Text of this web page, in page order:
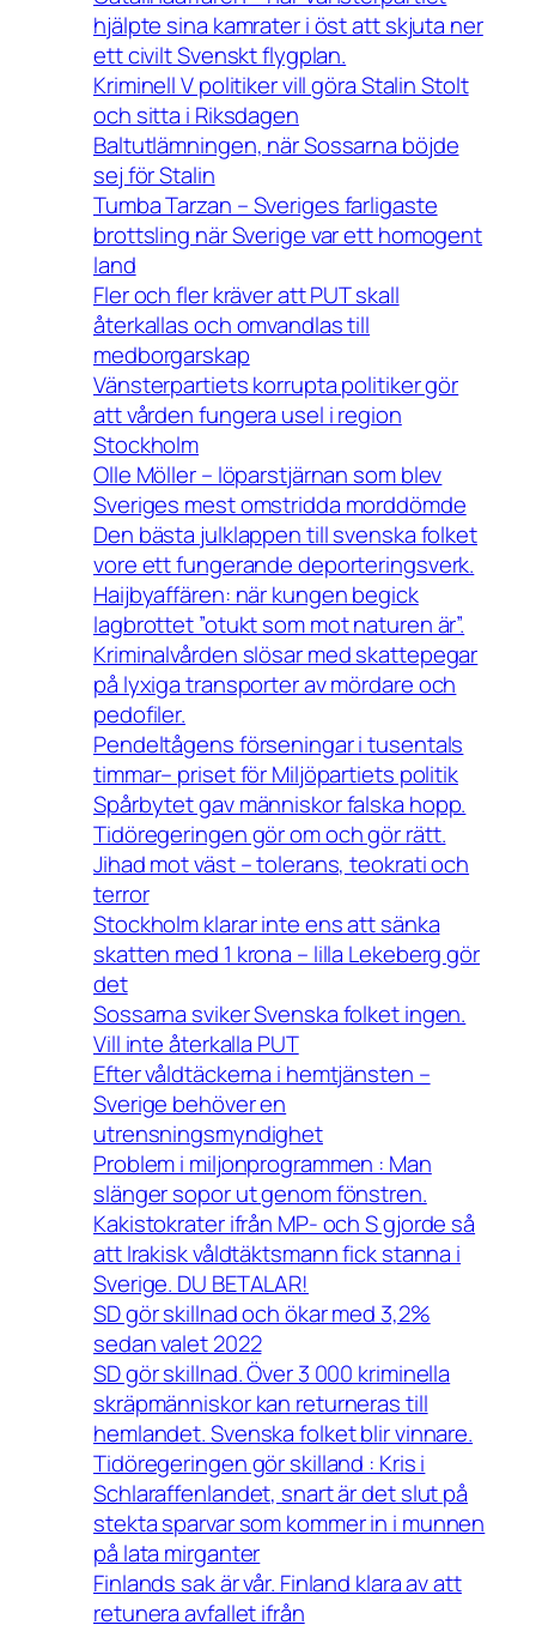
hjälpte sina kamrater i öst att skjuta ner
ett civilt Svenskt flygplan.
Kriminell V politiker vill göra Stalin Stolt
och sitta i Riksdagen
Baltutlämningen, när Sossarna böjde
sej för Stalin
Tumba Tarzan – Sveriges farligaste
brottsling när Sverige var ett homogent
land
Fler och fler kräver att PUT skall
återkallas och omvandlas till
medborgarskap
Vänsterpartiets korrupta politiker gör
att vården fungera usel i region
Stockholm
Olle Möller – löparstjärnan som blev
Sveriges mest omstridda morddömde
Den bästa julklappen till svenska folket
vore ett fungerande deporteringsverk.
Haijbyaffären: när kungen begick
lagbrottet ”otukt som mot naturen är”.
Kriminalvården slösar med skattepegar
på lyxiga transporter av mördare och
pedofiler.
Pendeltågens förseningar i tusentals
timmar– priset för Miljöpartiets politik
Spårbytet gav människor falska hopp.
Tidöregeringen gör om och gör rätt.
Jihad mot väst – tolerans, teokrati och
terror
Stockholm klarar inte ens att sänka
skatten med 1 krona – lilla Lekeberg gör
det
Sossarna sviker Svenska folket ingen.
Vill inte återkalla PUT
Efter våldtäckerna i hemtjänsten –
Sverige behöver en
utrensningsmyndighet
Problem i miljonprogrammen : Man
slänger sopor ut genom fönstren.
Kakistokrater ifrån MP- och S gjorde så
att Irakisk våldtäktsmann fick stanna i
Sverige. DU BETALAR!
SD gör skillnad och ökar med 3,2%
sedan valet 2022
SD gör skillnad. Över 3 000 kriminella
skräpmänniskor kan returneras till
hemlandet. Svenska folket blir vinnare.
Tidöregeringen gör skilland : Kris i
Schlaraffenlandet, snart är det slut på
stekta sparvar som kommer in i munnen
på lata mirganter
Finlands sak är vår. Finland klara av att
retunera avfallet ifrån